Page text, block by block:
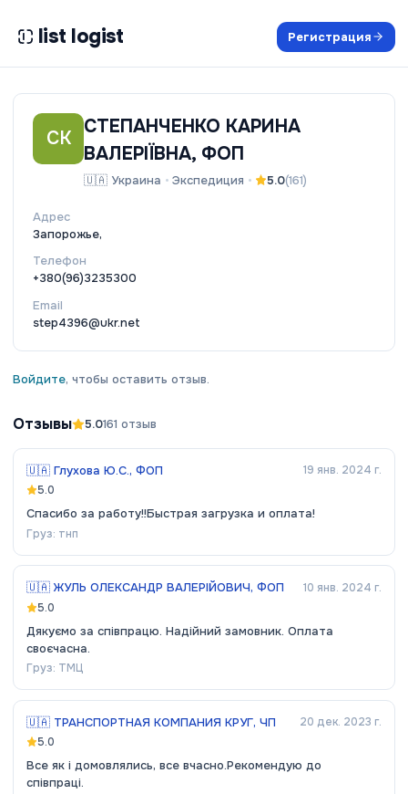
list logist Регистрация
СК
СТЕПАНЧЕНКО КАРИНА
ВАЛЕРІЇВНА, ФОП
🇺🇦 Украина • Экспедиция • 5.0(161)
Адрес
Запорожье,
Телефон
+380(96)3235300
Email
step4396@ukr.net
Войдите, чтобы оставить отзыв.
Отзывы 5.0161 отзыв
🇺🇦 Глухова Ю.С., ФОП
19 янв. 2024 г.
5.0
Спасибо за работу!!Быстрая загрузка и оплата!
Груз: тнп
🇺🇦 ЖУЛЬ ОЛЕКСАНДР ВАЛЕРІЙОВИЧ, ФОП
10 янв. 2024 г.
5.0
Дякуємо за співпрацю. Надійний замовник. Оплата
своєчасна.
Груз: ТМЦ
🇺🇦 ТРАНСПОРТНАЯ КОМПАНИЯ КРУГ, ЧП
20 дек. 2023 г.
5.0
Все як і домовлялись, все вчасно.Рекомендую до
співпраці.